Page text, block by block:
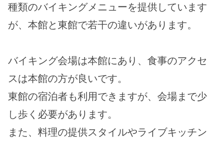
種類のバイキングメニューを提供しています
が、本館と東館で若干の違いがあります。
バイキング会場は本館にあり、食事のアクセ
スは本館の方が良いです。
東館の宿泊者も利用できますが、会場まで少
し歩く必要があります。
また、料理の提供スタイルやライブキッチン